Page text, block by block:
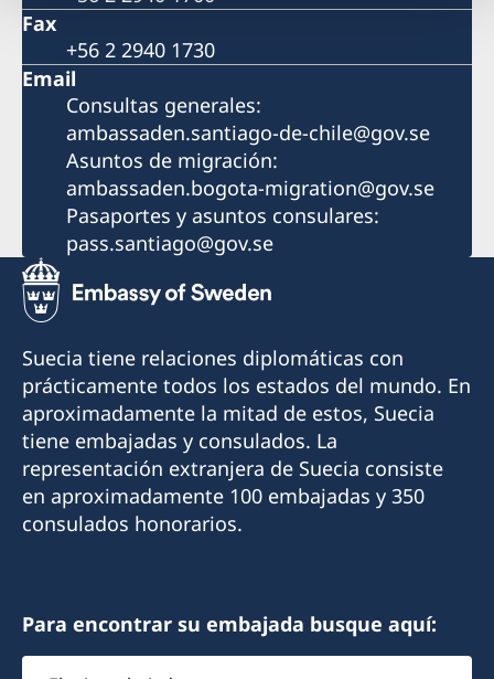
Fax
+56 2 2940 1730
Email
Consultas generales:
ambassaden.santiago-de-chile@gov.se
Asuntos de migración:
ambassaden.bogota-migration@gov.se
Pasaportes y asuntos consulares:
pass.santiago@gov.se
Suecia tiene relaciones diplomáticas con
prácticamente todos los estados del mundo. En
aproximadamente la mitad de estos, Suecia
tiene embajadas y consulados. La
representación extranjera de Suecia consiste
en aproximadamente 100 embajadas y 350
consulados honorarios.
Para encontrar su embajada busque aquí:
Elegir